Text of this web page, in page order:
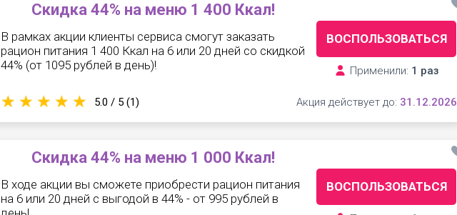
Скидка 44% на меню 1 400 Ккал!
В рамках акции клиенты сервиса смогут заказать
рацион питания 1 400 Ккал на 6 или 20 дней со скидкой
44% (от 1095 рублей в день)!
ВОСПОЛЬЗОВАТЬСЯ
Применили: 1 раз
5.0 / 5 (1) Акция действует до: 31.12.2026
Скидка 44% на меню 1 000 Ккал!
В ходе акции вы сможете приобрести рацион питания
на 6 или 20 дней с выгодой в 44% - от 995 рублей в
ВОСПОЛЬЗОВАТЬСЯ